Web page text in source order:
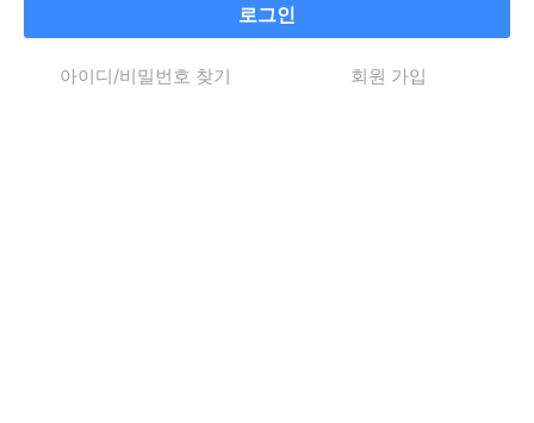
로그인
아이디/비밀번호 찾기 회원 가입